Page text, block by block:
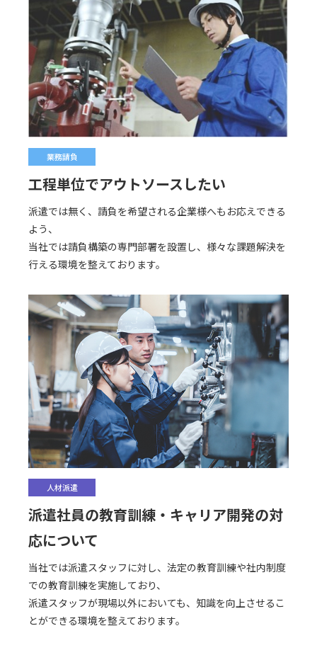
業務請負
工程単位でアウトソースしたい
派遣では無く、請負を希望される企業様へもお応えできる
よう、
当社では請負構築の専門部署を設置し、様々な課題解決を
行える環境を整えております。
人材派遣
派遣社員の教育訓練・キャリア開発の対
応について
当社では派遣スタッフに対し、法定の教育訓練や社内制度
での教育訓練を実施しており、
派遣スタッフが現場以外においても、知識を向上させるこ
とができる環境を整えております。